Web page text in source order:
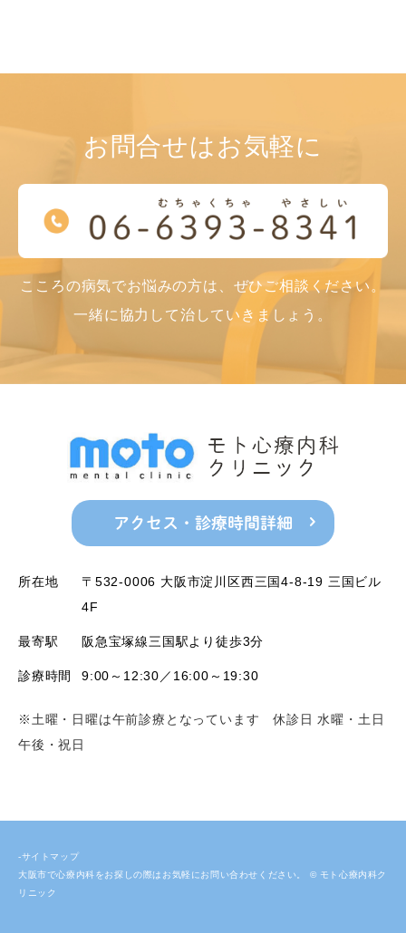
お問合せはお気軽に
こころの病気でお悩みの方は、ぜひご相談ください。
一緒に協力して治していきましょう。
アクセス・診療時間詳細
所在地
〒532-0006 大阪市淀川区西三国4-8-19 三国ビル
4F
最寄駅 阪急宝塚線三国駅より徒歩3分
診療時間 9:00～12:30／16:00～19:30
※土曜・日曜は午前診療となっています 休診日 水曜・土日
午後・祝日
-サイトマップ
大阪市で心療内科をお探しの際はお気軽にお問い合わせください。 © モト心療内科ク
リニック